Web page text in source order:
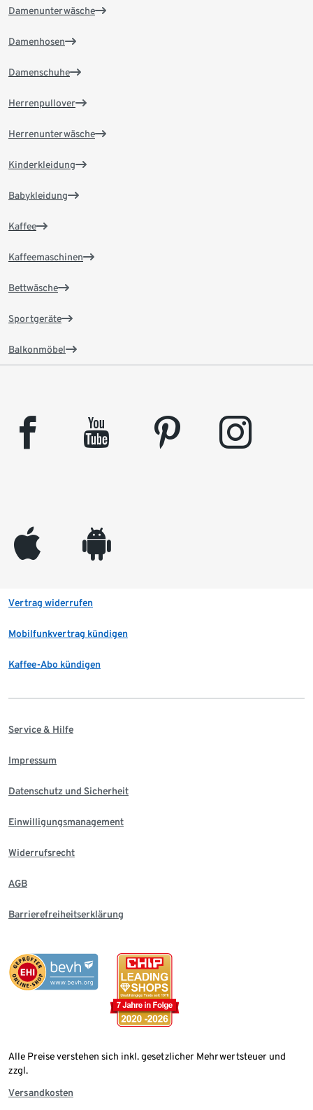
Damenunterwäsche
Damenhosen
Damenschuhe
Herrenpullover
Herrenunterwäsche
Kinderkleidung
Babykleidung
Kaffee
Kaffeemaschinen
Bettwäsche
Sportgeräte
Balkonmöbel
facebook youtube pinterest instagram
appleinc android
Vertrag widerrufen
Mobilfunkvertrag kündigen
Kaffee-Abo kündigen
Service & Hilfe
Impressum
Datenschutz und Sicherheit
Einwilligungsmanagement
Widerrufsrecht
AGB
Barrierefreiheitserklärung
Alle Preise verstehen sich inkl. gesetzlicher Mehrwertsteuer und
zzgl.
Versandkosten